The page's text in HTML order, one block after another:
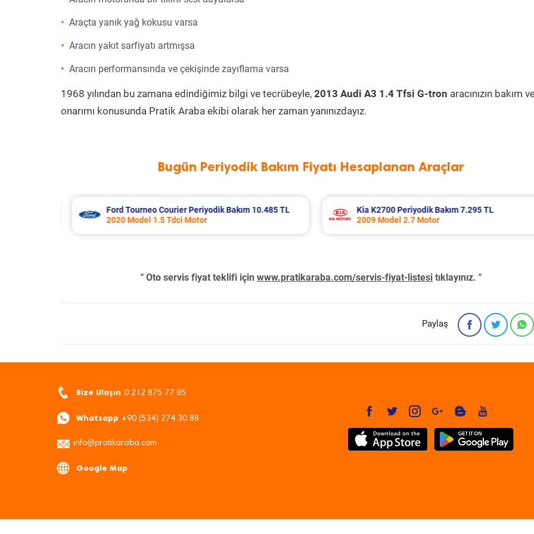
Araçta yanık yağ kokusu varsa
Aracın yakıt sarfiyatı artmışsa
Aracın performansında ve çekişinde zayıflama varsa
1968 yılından bu zamana edindiğimiz bilgi ve tecrübeyle, 2013 Audi A3 1.4 Tfsi G-tron aracınızın bakım
onarımı konusunda Pratik Araba ekibi olarak her zaman yanınızdayız.
Bugün Periyodik Bakım Fiyatı Hesaplanan Araçlar
Kia K2700 Periyodik Bakım 7.295 TL
2009 Model 2.7 Motor
Bmw 5 Serisi Periyodik Bakım 10.343 TL
2016 Model 525d Xdrive Motor
" Oto servis fiyat teklifi için www.pratikaraba.com/servis-fiyat-listesi tıklayınız. "
Paylaş
Bize Ulaşın 0 212 875 77 85
Whatsapp +90 (534) 274 30 88
info@pratikaraba.com
Google Map